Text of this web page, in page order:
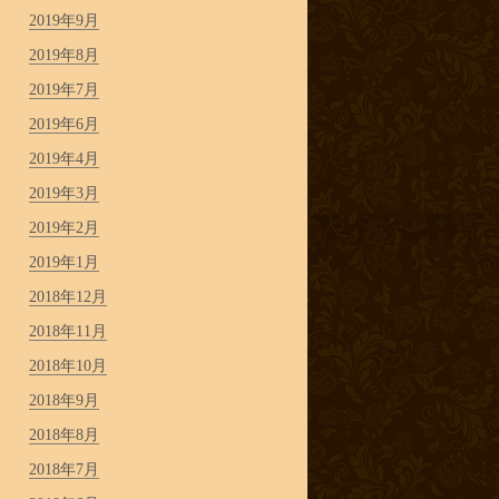
2019年9月
2019年8月
2019年7月
2019年6月
2019年4月
2019年3月
2019年2月
2019年1月
2018年12月
2018年11月
2018年10月
2018年9月
2018年8月
2018年7月